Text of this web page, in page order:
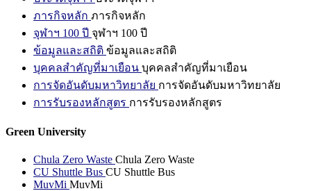
ภารกิจหลัก ภารกิจหลัก
จุฬาฯ 100 ปี จุฬาฯ 100 ปี
ข้อมูลและสถิติ ข้อมูลและสถิติ
บุคคลสำคัญที่มาเยือน บุคคลสำคัญที่มาเยือน
การจัดอันดับมหาวิทยาลัย การจัดอันดับมหาวิทยาลัย
การรับรองหลักสูตร การรับรองหลักสูตร
Green University
Chula Zero Waste Chula Zero Waste
CU Shuttle Bus CU Shuttle Bus
MuvMi MuvMi